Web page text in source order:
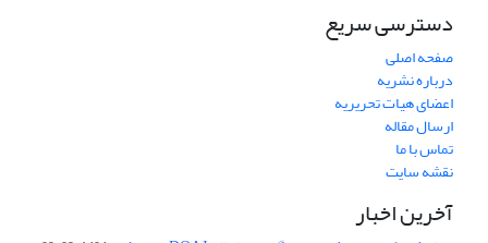
دسترسی سریع
صفحه اصلی
درباره نشریه
اعضای هیات تحریریه
ارسال مقاله
تماس با ما
نقشه سایت
آخرین اخبار